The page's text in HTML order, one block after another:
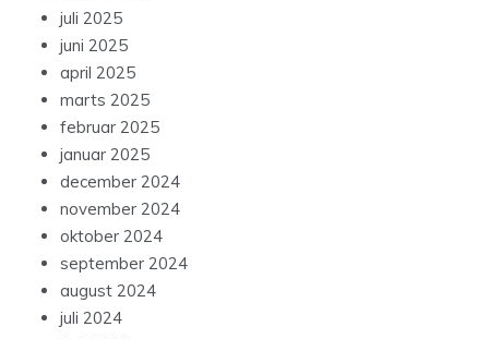
juli 2025
juni 2025
april 2025
marts 2025
februar 2025
januar 2025
december 2024
november 2024
oktober 2024
september 2024
august 2024
juli 2024